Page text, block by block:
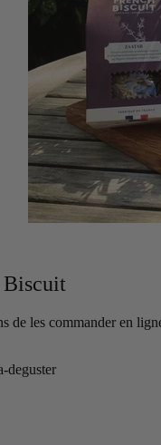
Biscuit
de les commander en
deguster